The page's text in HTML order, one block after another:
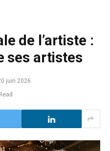
de l’artiste :
ses artistes
juin 2026